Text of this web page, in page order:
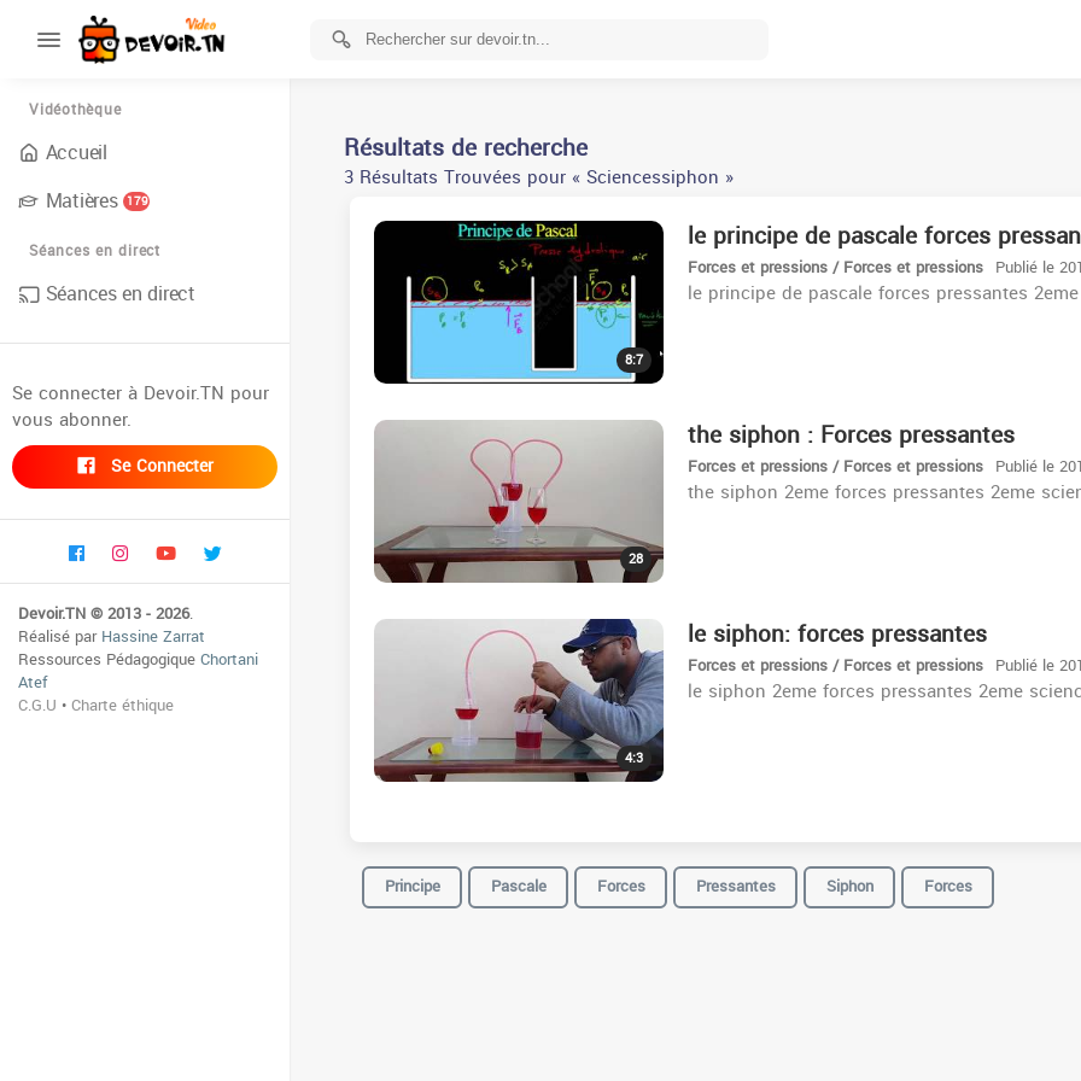
Vidéothèque
Accueil
Matières 179
Séances en direct
Séances en direct
Se connecter à Devoir.TN pour
vous abonner.
Se Connecter
Devoir.TN © 2013 - 2026.
Réalisé parHassine Zarrat
Ressources PédagogiqueChortani
Atef
C.G.U •Charte éthique
Résultats de recherche
3 Résultats Trouvées pour « Sciencessiphon »
8:7
le principe de pascale forces
Forces et pressions / Forces et pressions Publié le
le principe de pascale forces pressantes
28
the siphon : Forces pressantes
Forces et pressions / Forces et pressions Publié le
the siphon 2eme forces pressantes 2eme
4:3
le siphon: forces pressantes
Forces et pressions / Forces et pressions Publié le
le siphon 2eme forces pressantes 2eme
Principe Pascale Forces Pressantes Siphon Forces